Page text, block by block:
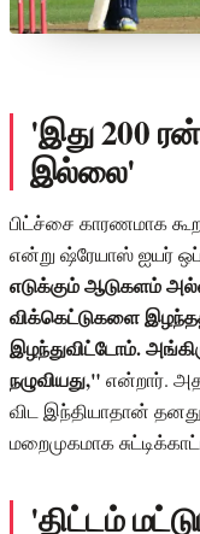
'இது 200
இல்லை'
பிட்ச்சை காரணமாக
என்று ஷ்ரேயாஸ் ஐயர்
எடுக்கும் ஆடுகளம்
விக்கெட்டுகளை
இழந்துவிட்டோம்.
நழுவியது," என்றார்.
விட இந்தியாதான்
மறைமுகமாக
'திட்டம்